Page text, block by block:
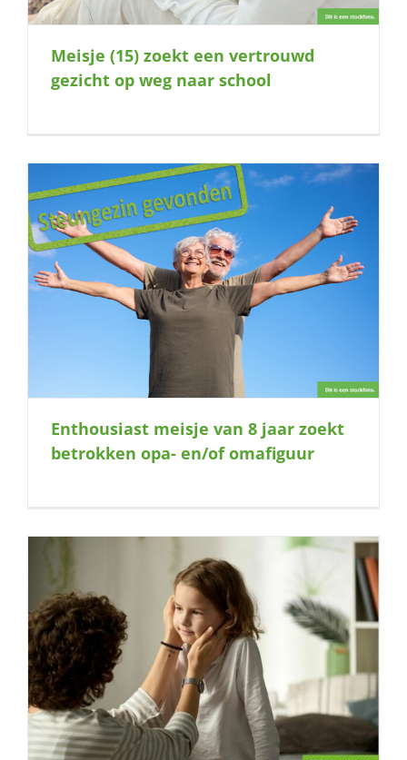
Meisje (15) zoekt een vertrouwd
gezicht op weg naar school
Enthousiast meisje van 8 jaar zoekt
betrokken opa- en/of omafiguur